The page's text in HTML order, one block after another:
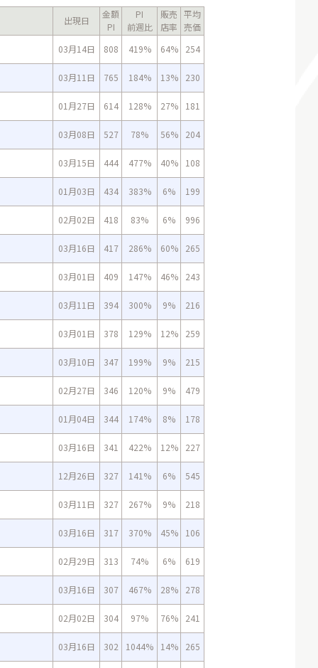
出現日
金額
PI
PI
前週比
販売
店率
平均
売価
03月14日
808 419% 64% 254
03月11日 765 184% 13% 230
01月27日 614 128% 27% 181
03月08日 527 78% 56% 204
03月15日 444 477% 40% 108
01月03日 434 383% 6% 199
02月02日 418 83% 6% 996
03月16日 417 286% 60% 265
03月01日 409 147% 46% 243
03月11日 394 300% 9% 216
03月01日 378 129% 12% 259
03月10日 347 199% 9% 215
02月27日 346 120% 9% 479
01月04日 344 174% 8% 178
03月16日 341 422% 12% 227
12月26日 327 141% 6% 545
03月11日 327 267% 9% 218
03月16日 317 370% 45% 106
02月29日 313 74% 6% 619
03月16日 307 467% 28% 278
02月02日 304 97% 76% 241
03月16日 302 1044% 14% 265